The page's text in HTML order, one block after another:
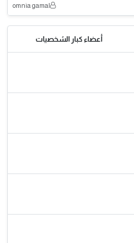
omnia gamal
أعضاء كبار الشخصيات